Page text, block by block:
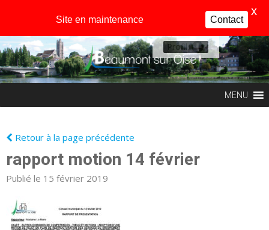
Profil
MENU
Retour à la page précédente
rapport motion 14 février
Publié le 15 février 2019
Site en maintenance Contact
X